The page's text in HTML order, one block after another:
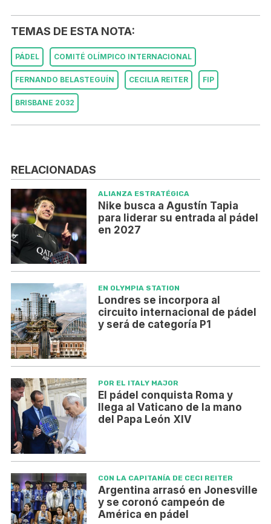
TEMAS DE ESTA NOTA:
PÁDEL COMITÉ OLÍMPICO INTERNACIONAL
FERNANDO BELASTEGUÍN CECILIA REITER FIP
BRISBANE 2032
RELACIONADAS
ALIANZA ESTRATÉGICA
Nike busca a Agustín Tapia
para liderar su entrada al pádel
en 2027
EN OLYMPIA STATION
Londres se incorpora al
circuito internacional de pádel
y será de categoría P1
POR EL ITALY MAJOR
El pádel conquista Roma y
llega al Vaticano de la mano
del Papa León XIV
CON LA CAPITANÍA DE CECI REITER
Argentina arrasó en Jonesville
y se coronó campeón de
América en pádel